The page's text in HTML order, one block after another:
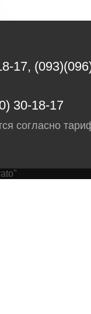
17,
30-18-17
согласно